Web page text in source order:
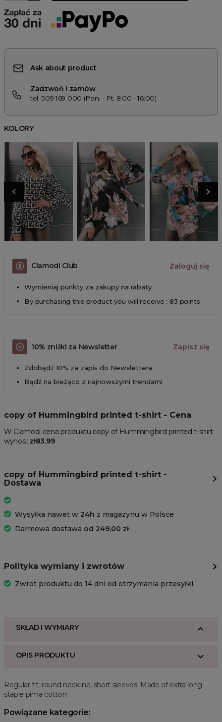
Ask about product
Zadzwoń i zamów
tel. 509 169 000 (Pon. - Pt. 8:00 - 16:00)
KOLORY
Clamodi Club Zaloguj się
Wymieniaj punkty za zakupy na rabaty
By purchasing this product you will receive : 83 points
10% zniżki za Newsletter Zapisz się
Zdobądź 10% za zapis do Newslettera.
Bądź na bieżąco z najnowszymi trendami
copy of Hummingbird printed t-shirt - Cena
W Clamodi cena produktu copy of Hummingbird printed t-shirt
wynosi: zł83.99
copy of Hummingbird printed t-shirt -
Dostawa
Wysyłka nawet w 24h z magazynu w Polsce
Darmowa dostawa od 249,00 zł
Polityka wymiany i zwrotów
Zwrot produktu do 14 dni od otrzymania przesyłki.
SKŁAD I WYMIARY
OPIS PRODUKTU
Regular fit, round neckline, short sleeves. Made of extra long
staple pima cotton.
Powiązane kategorie: